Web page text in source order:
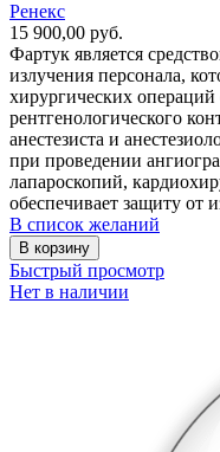
Ренекс
15 900,00 руб.
Фартук является
излучения персонала,
хирургических
рентгенологического
анестезиста и
при проведении
лапароскопий,
обеспечивает защиту от
В список желаний
В корзину
Быстрый просмотр
Нет в наличии